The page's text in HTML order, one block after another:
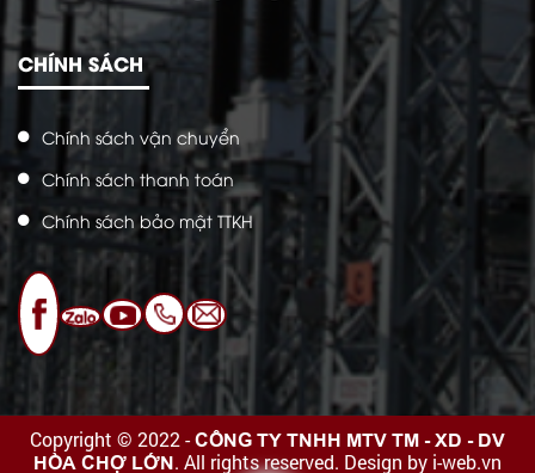
CHÍNH SÁCH
Chính sách vận chuyển
Chính sách thanh toán
Chính sách bảo mật TTKH
Copyright © 2022 -CÔNG TY TNHH MTV TM - XD - DV
HÒA CHỢ LỚN. All rights reserved. Design by i-web.vn